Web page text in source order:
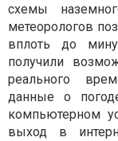
схемы
метеорологов
вплоть до
получили
реального
данные о
компьютерном
выход в